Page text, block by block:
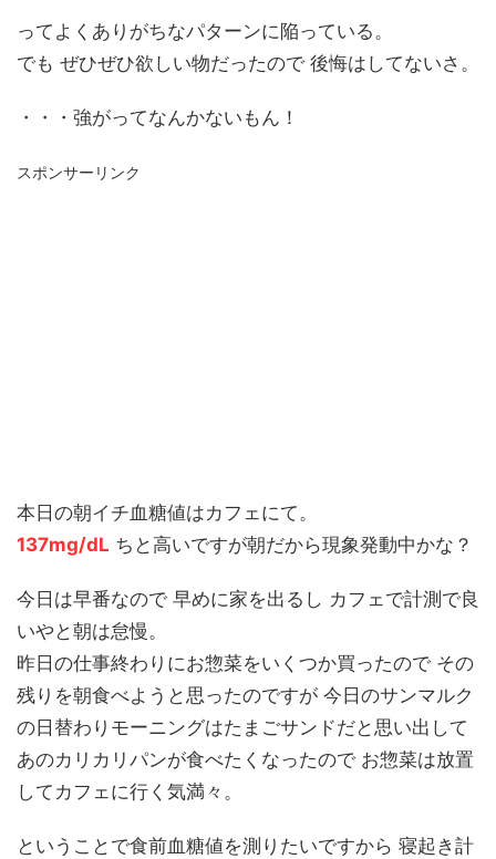
ってよくありがちなパターンに陥っている。
でも ぜひぜひ欲しい物だったので 後悔はしてないさ。
・・・強がってなんかないもん！
スポンサーリンク
本日の朝イチ血糖値はカフェにて。
137mg/dL ちと高いですが朝だから現象発動中かな？
今日は早番なので 早めに家を出るし カフェで計測で良
いやと朝は怠慢。
昨日の仕事終わりにお惣菜をいくつか買ったので その
残りを朝食べようと思ったのですが 今日のサンマルク
の日替わりモーニングはたまごサンドだと思い出して
あのカリカリパンが食べたくなったので お惣菜は放置
してカフェに行く気満々。
ということで食前血糖値を測りたいですから 寝起き計